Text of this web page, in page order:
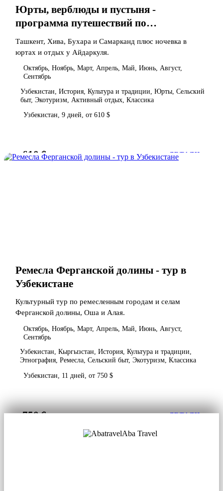
Юрты, верблюды и пустыня -
программа путешествий по
Узбекистану
Ташкент, Хива, Бухара и Самарканд плюс ночевка в
юртах и отдых у Айдаркуля.
Октябрь, Ноябрь, Март, Апрель, Май, Июнь, Август,
Сентябрь
Узбекистан, История, Культура и традиции, Юрты, Сельский
быт, Экотуризм, Активный отдых, Классика
Узбекистан, 9 дней, от 610 $
от610 $ ДЕТАЛИ
Ремесла Ферганской долины - тур в
Узбекистане
Культурный тур по ремесленным городам и селам
Ферганской долины, Оша и Алая.
Октябрь, Ноябрь, Март, Апрель, Май, Июнь, Август,
Сентябрь
Узбекистан, Кыргызстан, История, Культура и традиции,
Этнография, Ремесла, Сельский быт, Экотуризм, Классика
Узбекистан, 11 дней, от 750 $
от750 $ ДЕТАЛИ
Aba Travel